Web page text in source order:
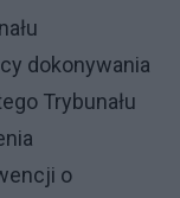
dokonywania
Trybunału
o